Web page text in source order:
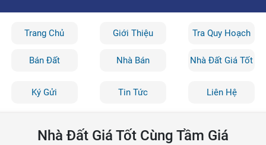
Trang Chủ Giới Thiệu Tra Quy Hoạch
Bán Đất Nhà Bán Nhà Đất Giá Tốt
Ký Gửi Tin Tức Liên Hệ
Nhà Đất Giá Tốt Cùng Tầm Giá